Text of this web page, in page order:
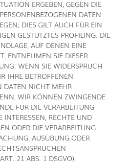
ERGEBEN, GEGEN DIE
DATEN
DIES GILT AUCH FÜR EIN
GESTÜTZTES PROFILING. DIE
AUF DENEN EINE
ENTNEHMEN SIE DIESER
WENN SIE WIDERSPRUCH
IHRE BETROFFENEN
DATEN NICHT MEHR
WIR KÖNNEN ZWINGENDE
FÜR DIE VERARBEITUNG
RECHTE UND
ODER DIE VERARBEITUNG
AUSÜBUNG ODER
21 ABS. 1 DSGVO).